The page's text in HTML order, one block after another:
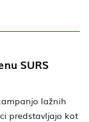
SURS
lažnih
predstavljajo kot